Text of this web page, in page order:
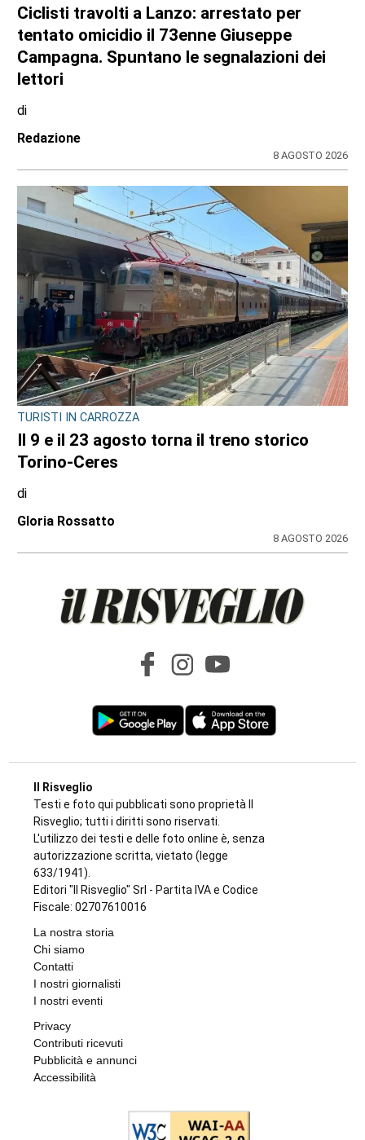
Ciclisti travolti a Lanzo: arrestato per
tentato omicidio il 73enne Giuseppe
Campagna. Spuntano le segnalazioni dei
lettori
di
Redazione
8 AGOSTO 2026
TURISTI IN CARROZZA
Il 9 e il 23 agosto torna il treno storico
Torino-Ceres
di
Gloria Rossatto
8 AGOSTO 2026
Il Risveglio
Testi e foto qui pubblicati sono proprietà Il
Risveglio; tutti i diritti sono riservati.
L'utilizzo dei testi e delle foto online è, senza
autorizzazione scritta, vietato (legge
633/1941).
Editori "Il Risveglio" Srl - Partita IVA e Codice
Fiscale: 02707610016
La nostra storia
Chi siamo
Contatti
I nostri giornalisti
I nostri eventi
Privacy
Contributi ricevuti
Pubblicità e annunci
Accessibilità